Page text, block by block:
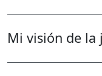
Mi visión de la